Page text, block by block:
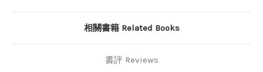
相關書籍 Related Books
書評 Reviews